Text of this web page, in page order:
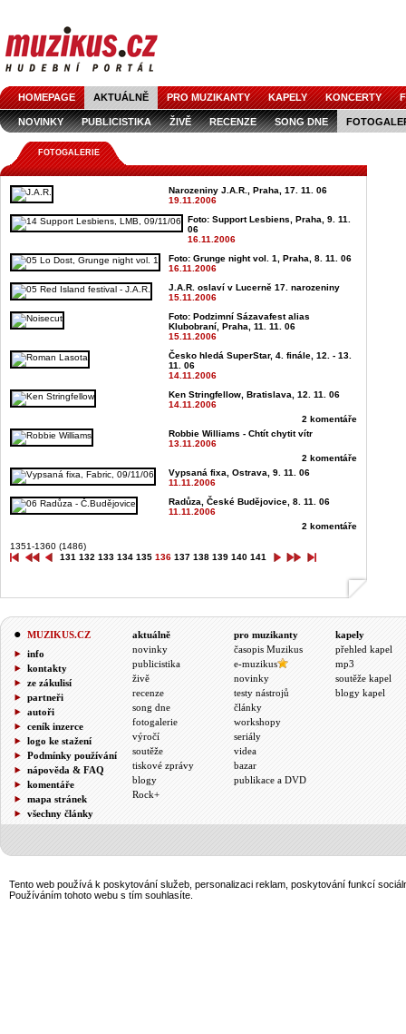
HOMEPAGE AKTUÁLNĚ PRO MUZIKANTY KAPELY KONCERTY
NOVINKY PUBLICISTIKA ŽIVĚ RECENZE SONG DNE
FOTOGALERIE
Narozeniny J.A.R., Praha, 17. 11. 06
19.11.2006
Foto: Support Lesbiens, Praha, 9. 11.
06
16.11.2006
Foto: Grunge night vol. 1, Praha, 8. 11. 06
16.11.2006
J.A.R. oslaví v Lucerně 17. narozeniny
15.11.2006
Foto: Podzimní Sázavafest alias
Klubobraní, Praha, 11. 11. 06
15.11.2006
Česko hledá SuperStar, 4. finále, 12. - 13.
11. 06
14.11.2006
Ken Stringfellow, Bratislava, 12. 11. 06
14.11.2006
2 komentáře
Robbie Williams - Chtít chytit vítr
13.11.2006
2 komentáře
Vypsaná fixa, Ostrava, 9. 11. 06
11.11.2006
Radůza, České Budějovice, 8. 11. 06
11.11.2006
2 komentáře
1351-1360 (1486)
131 132 133 134 135 136 137 138 139 140 141
MUZIKUS.CZ
info
kontakty
ze zákulisí
partneři
autoři
ceník inzerce
logo ke stažení
Podmínky používání
nápověda & FAQ
komentáře
mapa stránek
všechny články
aktuálně
novinky
publicistika
živě
recenze
song dne
fotogalerie
výročí
soutěže
tiskové zprávy
blogy
Rock+
pro muzikanty
časopis Muzikus
e-muzikus
novinky
testy nástrojů
články
workshopy
seriály
videa
bazar
publikace a DVD
kapely
přehled kapel
mp3
soutěže kapel
blogy kapel
Tento web používá k poskytování služeb, personalizaci reklam, poskytování funkcí
Používáním tohoto webu s tím souhlasíte.